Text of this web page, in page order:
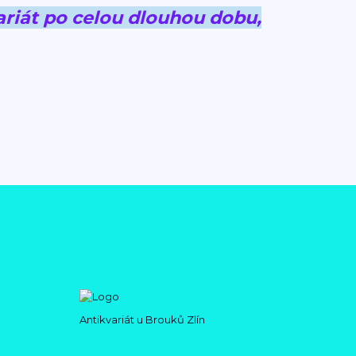
po celou dlouhou dobu,
Antikvariát u Brouků Zlín